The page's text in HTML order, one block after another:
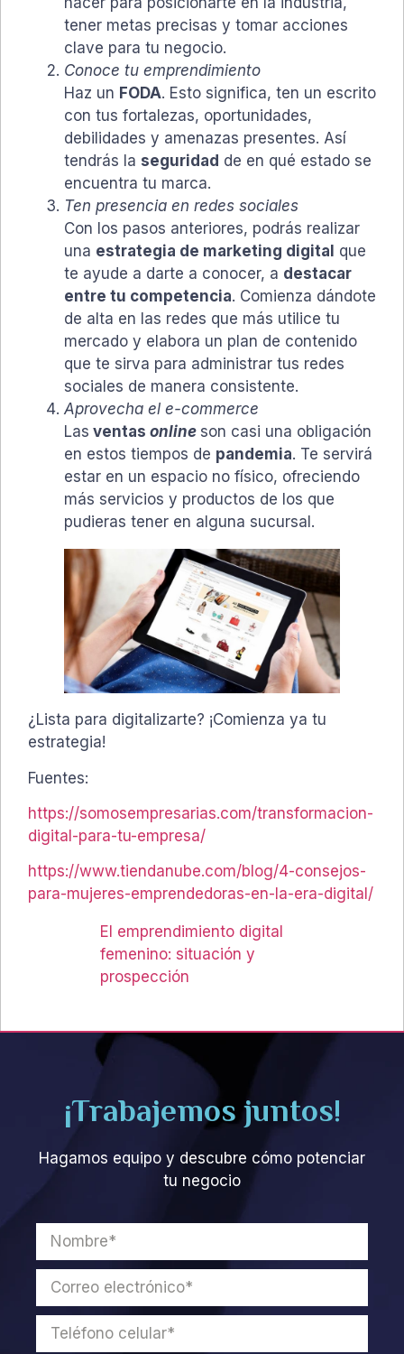
tener metas precisas y tomar acciones
clave para tu negocio.
Conoce tu emprendimiento
Haz un FODA. Esto significa, ten un escrito
con tus fortalezas, oportunidades,
debilidades y amenazas presentes. Así
tendrás la seguridad de en qué estado se
encuentra tu marca.
Ten presencia en redes sociales
Con los pasos anteriores, podrás realizar
una estrategia de marketing digital que
te ayude a darte a conocer, a destacar
entre tu competencia. Comienza dándote
de alta en las redes que más utilice tu
mercado y elabora un plan de contenido
que te sirva para administrar tus redes
sociales de manera consistente.
Aprovecha el e-commerce
Las ventas online son casi una obligación
en estos tiempos de pandemia. Te servirá
estar en un espacio no físico, ofreciendo
más servicios y productos de los que
pudieras tener en alguna sucursal.
¿Lista para digitalizarte? ¡Comienza ya tu
estrategia!
Fuentes:
https://somosempresarias.com/transformacion-
digital-para-tu-empresa/
https://www.tiendanube.com/blog/4-consejos-
para-mujeres-emprendedoras-en-la-era-digital/
El emprendimiento digital
femenino: situación y
prospección
¡Trabajemos juntos!
Hagamos equipo y descubre cómo potenciar
tu negocio